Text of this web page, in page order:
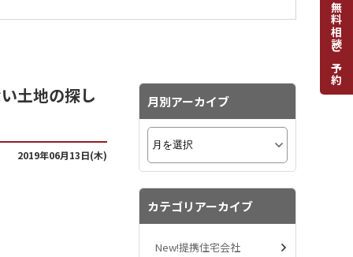
無料相談ご予約
土地の探し
2019年06月13日(木)
月別アーカイブ
カテゴリアーカイブ
New!提携住宅会社